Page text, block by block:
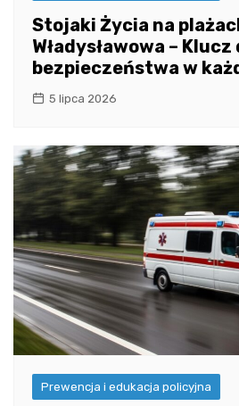
Stojaki Życia na
Władysławowa – Klucz
bezpieczeństwa w
5 lipca 2026
Prewencja i edukacja policyjna